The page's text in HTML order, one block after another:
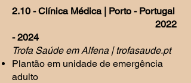
2.10 - Clínica Médica | Porto - Portugal
2022
- 2024
Trofa Saúde em Alfena | trofasaude.pt
Plantão em unidade de emergência
adulto